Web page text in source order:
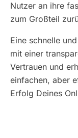
Nutzer an ihre
zum Großteil
Eine schnelle
mit einer
Vertrauen und
einfachen, aber
Erfolg Deines